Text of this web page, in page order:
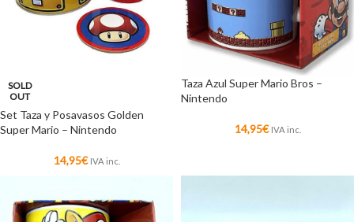
SOLD
OUT
Set Taza y Posavasos Golden
Super Mario – Nintendo
14,95€ IVA inc.
Taza Azul Super Mario Bros –
Nintendo
14,95€ IVA inc.